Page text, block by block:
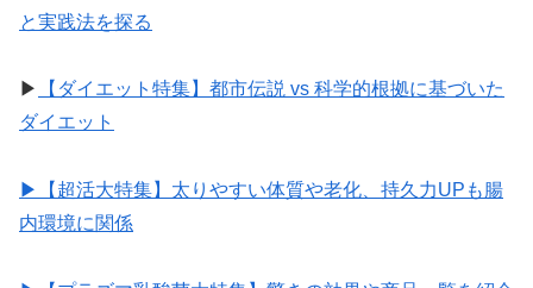
と実践法を探る
▶︎
【ダイエット特集】都市伝説 vs 科学的根拠に基づいた
ダイエット
▶︎【超活大特集】太りやすい体質や老化、持久力UPも腸
内環境に関係